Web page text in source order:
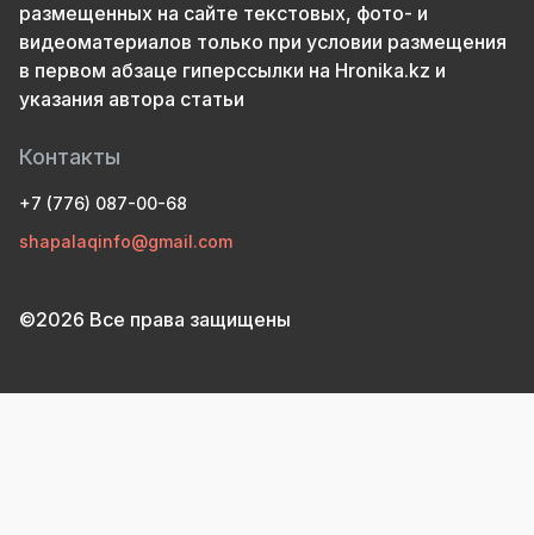
размещенных на сайте текстовых, фото- и
видеоматериалов только при условии размещения
в первом абзаце гиперссылки на Hronika.kz и
указания автора статьи
Контакты
+7 (776) 087-00-68
shapalaqinfo@gmail.com
©2026 Все права защищены